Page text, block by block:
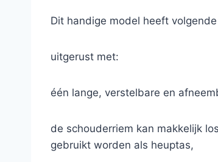
Dit handige model heeft
uitgerust met:
één lange, verstelbare en
de schouderriem kan makkelijk
gebruikt worden als heuptas,